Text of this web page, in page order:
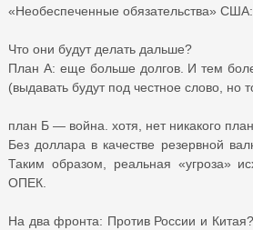
«Необеспеченные обязательства» США:
Что они будут делать дальше?
План А: еще больше долгов. И тем
(выдавать будут под честное слово, но
план Б — война. хотя, нет никакого
Без доллара в качестве резервной
Таким образом, реальная «угроза»
ОПЕК.
На два фронта: Против России и